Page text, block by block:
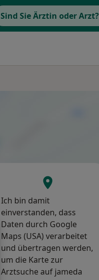
Sind Sie Ärztin oder Arzt?
Ich bin damit
einverstanden, dass
Daten durch Google
Maps (USA) verarbeitet
und übertragen werden,
um die Karte zur
Arztsuche auf jameda